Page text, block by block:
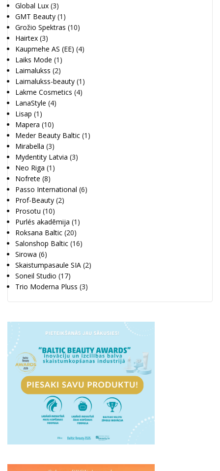
Global Lux (3)
GMT Beauty (1)
Grožio Spektras (10)
Hairtex (3)
Kaupmehe AS (EE) (4)
Laiks Mode (1)
Laimalukss (2)
Laimalukss-beauty (1)
Lakme Cosmetics (4)
LanaStyle (4)
Lisap (1)
Mapera (10)
Meder Beauty Baltic (1)
Mirabella (3)
Mydentity Latvia (3)
Neo Riga (1)
Nofrete (8)
Passo International (6)
Prof-Beauty (2)
Prosotu (10)
Purlés akadēmija (1)
Roksana Baltic (20)
Salonshop Baltic (16)
Sirowa (6)
Skaistumpasaule SIA (2)
Soneil Studio (17)
Trio Moderna Pluss (3)